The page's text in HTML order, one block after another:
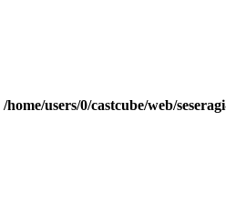
/home/users/0/castcube/web/